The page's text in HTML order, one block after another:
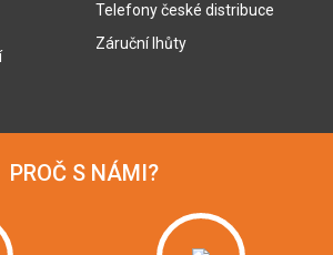
Telefony české distribuce
Záruční lhůty
PROČ S NÁMI?